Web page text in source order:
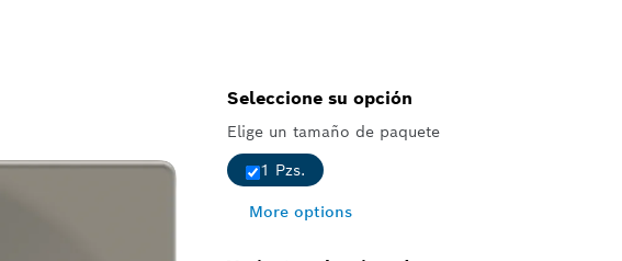
Seleccione su opción
Elige un tamaño de paquete
1 Pzs.
More options